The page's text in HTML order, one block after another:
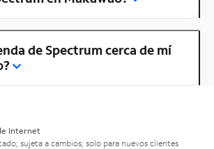
de Spectrum cerca de mí
Internet
sujeta a cambios; solo para nuevos clientes